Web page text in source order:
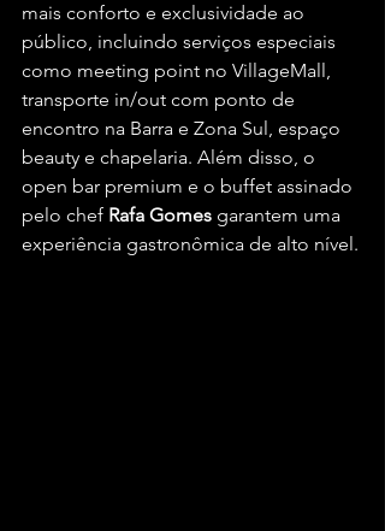
mais conforto e exclusividade ao
público, incluindo serviços especiais
como meeting point no VillageMall,
transporte in/out com ponto de
encontro na Barra e Zona Sul, espaço
beauty e chapelaria. Além disso, o
open bar premium e o buffet assinado
pelo chef Rafa Gomes garantem uma
experiência gastronômica de alto nível.